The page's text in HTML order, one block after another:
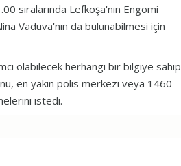
sıralarında Lefkoşa'nın Engomi
Vaduva'nın da bulunabilmesi için
olabilecek herhangi bir bilgiye sahip
en yakın polis merkezi veya 1460
istedi.